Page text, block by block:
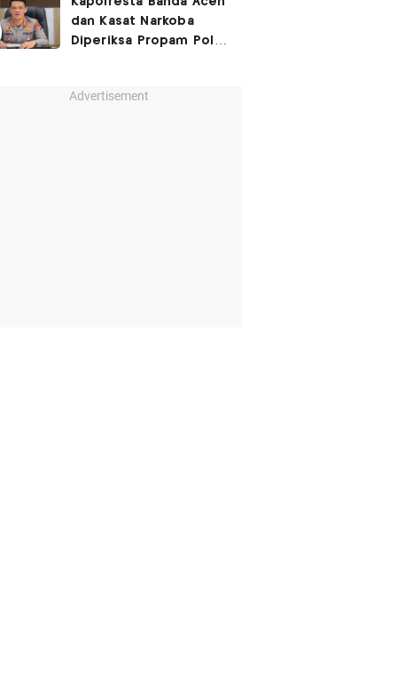
Juta
dan Kasat Narkoba
Diperiksa Propam Polri,
Advertisement